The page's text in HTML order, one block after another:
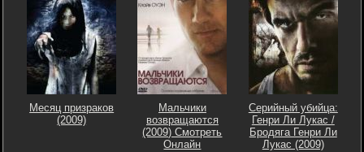
Месяц призраков
(2009)
Мальчики
возвращаются
(2009) Смотреть
Онлайн
Серийный убийца:
Генри Ли Лукас /
Бродяга Генри Ли
Лукас (2009)